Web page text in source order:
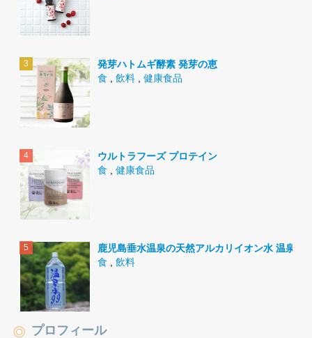
発芽ハトムギ酵素 発芽の恵
食
飲料 健康食品
ウルトラフーズ プロテイン
食
健康食品
鹿児島垂水温泉の天然アルカリイオン水 温泉水
食
飲料
プロフィール